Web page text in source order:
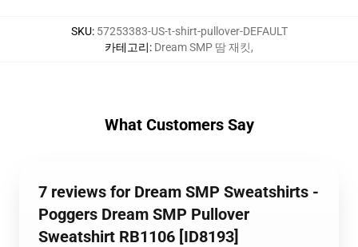
SKU: 57253383-US-t-shirt-pullover-DEFAULT
카테고리: Dream SMP 땀 재킷,
What Customers Say
7 reviews for Dream SMP Sweatshirts -
Poggers Dream SMP Pullover
Sweatshirt RB1106 [ID8193]